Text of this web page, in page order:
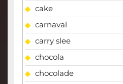
cake
carnaval
carry slee
chocola
chocolade